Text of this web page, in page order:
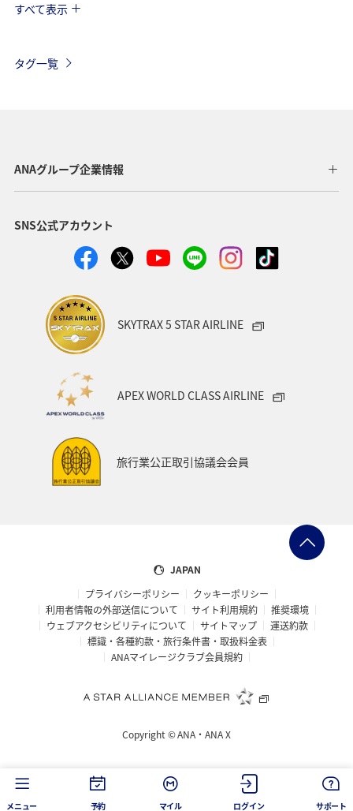
川 ヤマメ
趣味 世界遺産 東京都 千葉県 大分県
兵庫県 石川県
アユ
すべて表示
タグ一覧
ANAグループ企業情報
SNS公式アカウント
SKYTRAX 5 STAR AIRLINE
APEX WORLD CLASS AIRLINE
旅行業公正取引協議会会員
JAPAN
プライバシーポリシー
クッキーポリシー
利用者情報の外部送信について
サイト利用規約
推奨環境
ウェブアクセシビリティについて
サイトマップ
運送約款
標識・各種約款・旅行条件書・取扱料金表
ANAマイレージクラブ会員規約
Copyright ©ANA・ANA X
メニュー 予約 マイル ログイン サポート